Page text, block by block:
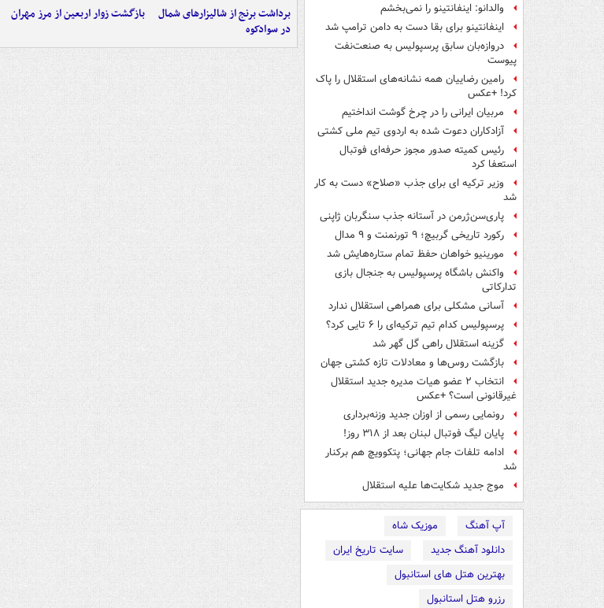
والدانو: اینفانتینو را نمی‌بخشم
اینفانتینو برای بقا دست به دامن ترامپ شد
دروازه‌بان سابق پرسپولیس به صنعت‌نفت
پیوست
رامین رضاییان همه نشانه‌های استقلال را پاک
کرد! +عکس
مربیان ایرانی را در چرخ گوشت انداختیم
آزادکاران دعوت شده به اردوی تیم ملی کشتی
رئیس کمیته صدور مجوز حرفه‌ای فوتبال
استعفا کرد
وزیر ترکیه ای برای جذب «صلاح» دست به کار
شد
پاری‌سن‌ژرمن در آستانه جذب سنگربان ژاپنی
رکورد تاریخی گربیچ؛ ۹ تورنمنت و ۹ مدال
مورینیو خواهان حفظ تمام ستاره‌هایش شد
واکنش باشگاه پرسپولیس به جنجال بازی
تدارکاتی
آسانی مشکلی برای همراهی استقلال ندارد
پرسپولیس کدام تیم ترکیه‌ای را ۶ تایی کرد؟
گزینه استقلال راهی گل گهر شد
بازگشت روس‌ها و معادلات تازه کشتی جهان
انتخاب ۲ عضو هیات مدیره جدید استقلال
غیرقانونی است؟ +عکس
رونمایی رسمی از اوزان جدید وزنه‌برداری
پایان لیگ فوتبال لبنان بعد از ۳۱۸ روز!
ادامه تلفات جام جهانی؛ پتکوویچ هم برکنار
شد
موج جدید شکایت‌ها علیه استقلال
آپ آهنگ
موزیک شاه
دانلود آهنگ جدید
سایت تاریخ ایران
بهترین هتل های استانبول
رزرو هتل استانبول
برداشت برنج از شالیزارهای شمال
در سوادکوه
بازگشت زوار اربعین از مرز مهران